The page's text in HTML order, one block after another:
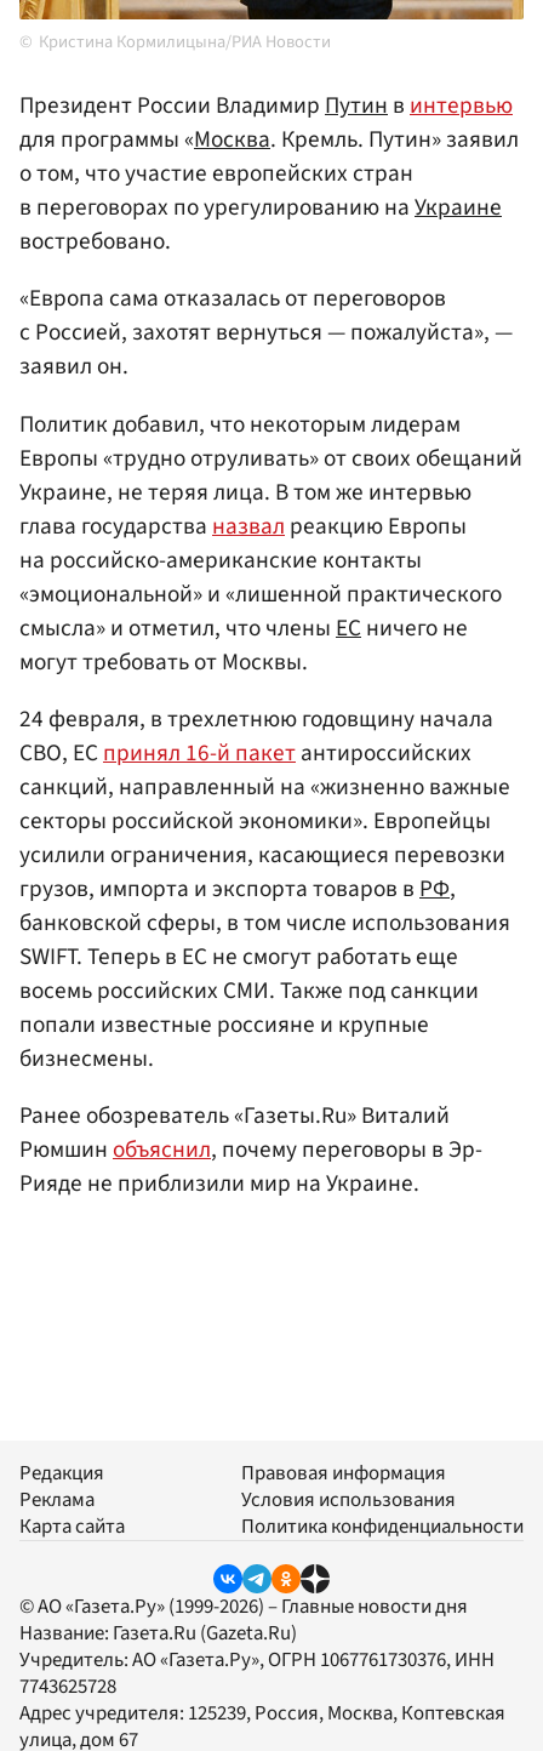
Кристина Кормилицына/РИА Новости
Президент России ВладимирПутинвинтервью
для программы «Москва. Кремль. Путин» заявил
о том, что участие европейских стран
в переговорах по урегулированию наУкраине
востребовано.
«Европа сама отказалась от переговоров
с Россией, захотят вернуться — пожалуйста», —
заявил он.
Политик добавил, что некоторым лидерам
Европы «трудно отруливать» от своих обещаний
Украине, не теряя лица. В том же интервью
глава государства назвал реакцию Европы
на российско-американские контакты
«эмоциональной» и «лишенной практического
смысла» и отметил, что члены ЕСничего не
могут требовать от Москвы.
24 февраля, в трехлетнюю годовщину начала
СВО, ЕСпринял 16-й пакетантироссийских
санкций, направленный на «жизненно важные
секторы российской экономики». Европейцы
усилили ограничения, касающиеся перевозки
грузов, импорта и экспорта товаров вРФ,
банковской сферы, в том числе использования
SWIFT. Теперь в ЕС не смогут работать еще
восемь российских СМИ. Также под санкции
попали известные россияне и крупные
бизнесмены.
Ранее обозреватель «Газеты.Ru» Виталий
Рюмшинобъяснил, почему переговоры в Эр-
Рияде не приблизили мир на Украине.
Редакция
Реклама
Карта сайта
Правовая информация
Условия использования
Политика конфиденциальности
© АО «Газета.Ру» (1999-2026) – Главные новости дня
Название: Газета.Ru (Gazeta.Ru)
Учредитель:АО «Газета.Ру», ОГРН 1067761730376, ИНН
7743625728
Адрес учредителя: 125239, Россия, Москва, Коптевская
улица, дом 67